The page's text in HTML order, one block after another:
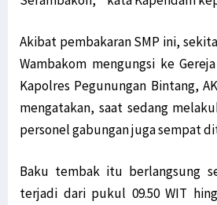
Akibat pembakaran SMP ini,
Wambakom mengungsi ke
Kapolres Pegunungan Bintang,
mengatakan, saat sedang
personel gabungan juga sempat
Baku tembak itu berlangsung
terjadi dari pukul 09.50 WIT